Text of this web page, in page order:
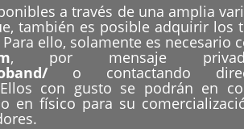
a través de una amplia
también es posible adquirir
ello, solamente es necesario
, por mensaje
o contactando
con gusto se podrán en
en físico para su